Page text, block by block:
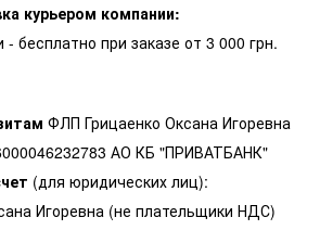
курьером компании:
бесплатно при заказе от 3 000 грн.
ФЛП Грицаенко Оксана Игоревна
АО КБ "ПРИВАТБАНК"
(для юридических лиц):
Игоревна (не плательщики НДС)